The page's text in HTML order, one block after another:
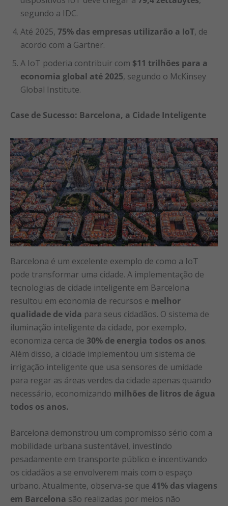
segundo a IDC.
Até 2025, 75% das empresas utilizarão a IoT, de
acordo com a Gartner.
A IoT poderia contribuir com $11 trilhões para a
economia global até 2025, segundo o McKinsey
Global Institute.
Case de Sucesso: Barcelona, a Cidade Inteligente
Barcelona é um excelente exemplo de como a IoT
pode transformar uma cidade. A implementação de
tecnologias de cidade inteligente em Barcelona
resultou em economia de recursos e melhor
qualidade de vida para seus cidadãos. O sistema de
iluminação inteligente da cidade, por exemplo,
economiza cerca de 30% de energia todos os anos.
Além disso, a cidade implementou um sistema de
irrigação inteligente que usa sensores de umidade
para regar as áreas verdes da cidade apenas quando
necessário, economizando milhões de litros de água
todos os anos.
Barcelona demonstrou um compromisso sério com a
mobilidade urbana sustentável, investindo
pesadamente em transporte público e incentivando
os cidadãos a se envolverem mais com o espaço
urbano. Atualmente, observa-se que 41% das viagens
em Barcelona são realizadas por meios não